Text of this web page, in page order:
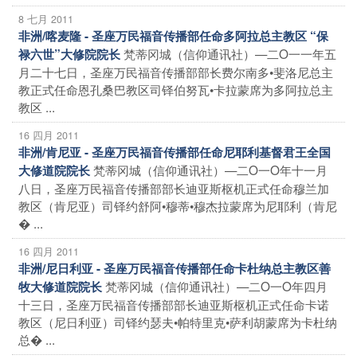
8 七月 2011
非洲/喀麦隆 - 圣座万民福音传播部任命多阿拉总主教区 “保
禄六世”大修院院长梵蒂冈城（信仰通讯社）—二O一一年五
月二十七日，圣座万民福音传播部部长费尔南多•斐洛尼总主
教正式任命恩孔桑巴教区司铎伯努瓦•卡拉蒙席为多阿拉总主
教区 ...
16 四月 2011
非洲/肯尼亚 - 圣座万民福音传播部任命尼耶利基督君王全国
大修道院院长梵蒂冈城（信仰通讯社）—二O一O年十一月
八日，圣座万民福音传播部部长迪亚斯枢机正式任命穆兰加
教区（肯尼亚）司铎约舒阿•穆蒂•穆杰拉蒙席为尼耶利（肯尼
� ...
16 四月 2011
非洲/尼日利亚 - 圣座万民福音传播部任命卡杜纳总主教区善
牧大修道院院长梵蒂冈城（信仰通讯社）—二O一O年四月
十三日，圣座万民福音传播部部长迪亚斯枢机正式任命卡诺
教区（尼日利亚）司铎约瑟夫•帕特里克•萨利胡蒙席为卡杜纳
总� ...